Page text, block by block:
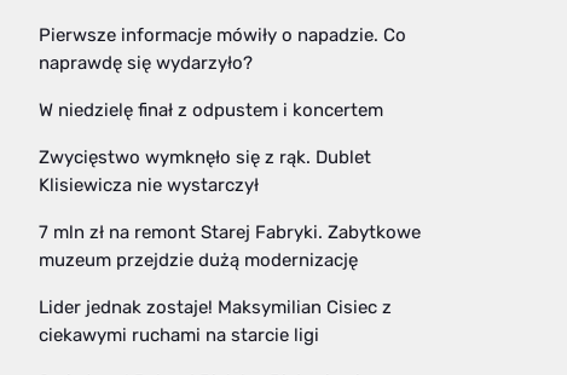
Pierwsze informacje mówiły o napadzie. Co
naprawdę się wydarzyło?
W niedzielę finał z odpustem i koncertem
Zwycięstwo wymknęło się z rąk. Dublet
Klisiewicza nie wystarczył
7 mln zł na remont Starej Fabryki. Zabytkowe
muzeum przejdzie dużą modernizację
Lider jednak zostaje! Maksymilian Cisiec z
ciekawymi ruchami na starcie ligi